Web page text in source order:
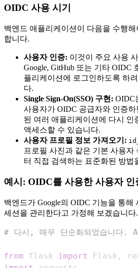
OIDC 사용 시기
백엔드 애플리케이션이 다음을 수행
합니다.
사용자 인증: 이것이 주요 사용
Google, GitHub 또는 기타 OIDC
플리케이션에 로그인하도록 하
다.
Single Sign-On(SSO) 구현: OIDC
사용자가 OIDC 공급자와 인증
된 여러 애플리케이션에 다시 인
액세스할 수 있습니다.
사용자 프로필 정보 가져오기:
프로필 사진과 같은 기본 사용자
터 직접 검색하는 표준화된 방법
예시: OIDC를 사용한 사용자 인
백엔드가 Google의 OIDC 기능을 통해
세션을 관리한다고 가정해 보겠습니다.
# 다시, 매우 단순화되었습니다.
from flask import Flask ,